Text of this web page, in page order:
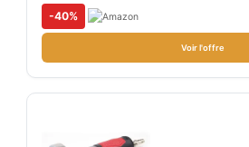
-40%
Voir l'offre